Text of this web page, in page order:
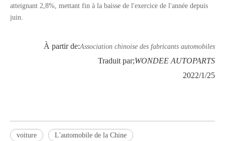
atteignant 2,8%, mettant fin à la baisse de l'exercice de l'année depuis
juin.
À partir de:Association chinoise des fabricants automobiles
Traduit par;WONDEE AUTOPARTS
2022/1/25
voiture L'automobile de la Chine